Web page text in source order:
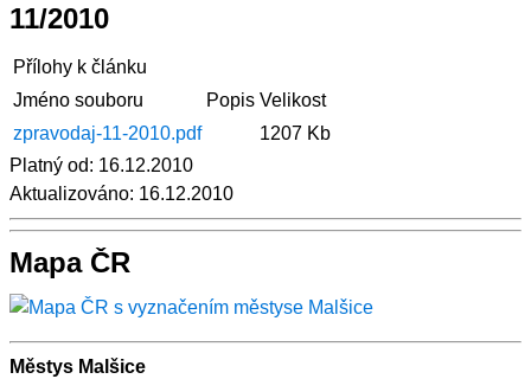
11/2010
Přílohy k článku
Jméno souboru
Popis Velikost
zpravodaj-11-2010.pdf
1207 Kb
Platný od: 16.12.2010
Aktualizováno: 16.12.2010
Mapa ČR
Městys Malšice